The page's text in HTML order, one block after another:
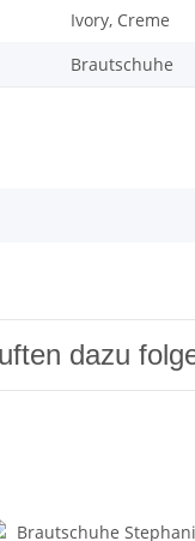
Ivory, Creme
Brautschuhe
dazu